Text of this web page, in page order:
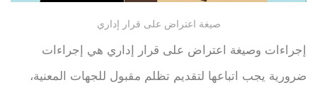
صيغة اعتراض على قرار إداري
إجراءات وصيغة اعتراض على قرار إداري هي إجراءات
ضرورية يجب اتباعها لتقديم تظلم مقبول للجهات المعنية،